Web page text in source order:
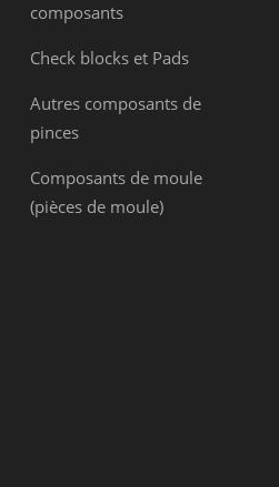
composants
Check blocks et Pads
Autres composants de
pinces
Composants de moule
(pièces de moule)